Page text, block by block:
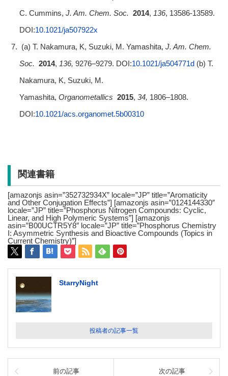
C. Cummins, J. Am. Chem. Soc. 2014, 136, 13586-13589.
DOI:10.1021/ja507922x
(a) T. Nakamura, K, Suzuki, M. Yamashita, J. Am. Chem.
Soc. 2014, 136, 9276–9279. DOI:10.1021/ja504771d(b) T.
Nakamura, K, Suzuki, M.
Yamashita, Organometallics 2015, 34, 1806–1808.
DOI:10.1021/acs.organomet.5b00310
関連書籍
[amazonjs asin=”352732934X” locale=”JP” title=”Aromaticity
and Other Conjugation Effects”] [amazonjs asin=”0124144330″
locale=”JP” title=”Phosphorus Nitrogen Compounds: Cyclic,
Linear, and High Polymeric Systems”] [amazonjs
asin=”B00UCTR5Y8″ locale=”JP” title=”Phosphorus Chemistry
I: Asymmetric Synthesis and Bioactive Compounds (Topics in
Current Chemistry)”]
StarryNight
投稿者の記事一覧
前の記事 次の記事